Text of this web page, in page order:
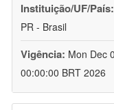
Instituição/UF/País:
PR - Brasil
Vigência: Mon Dec
00:00:00 BRT 2026